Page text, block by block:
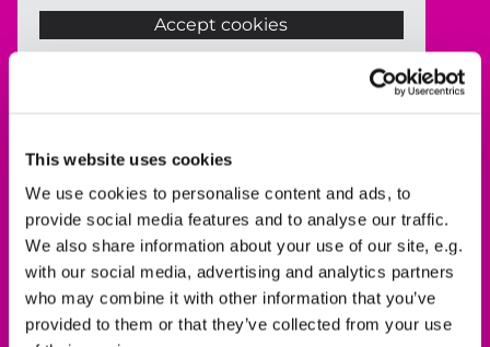
This website uses cookies
We use cookies to personalise content and ads, to
provide social media features and to analyse our traffic.
We also share information about your use of our site, e.g.
with our social media, advertising and analytics partners
who may combine it with other information that you’ve
provided to them or that they’ve collected from your use
Accept cookies
Võta ühendust
0561 937821-440
dekanat.hofgeismar-wolfhagen@ekkw.de